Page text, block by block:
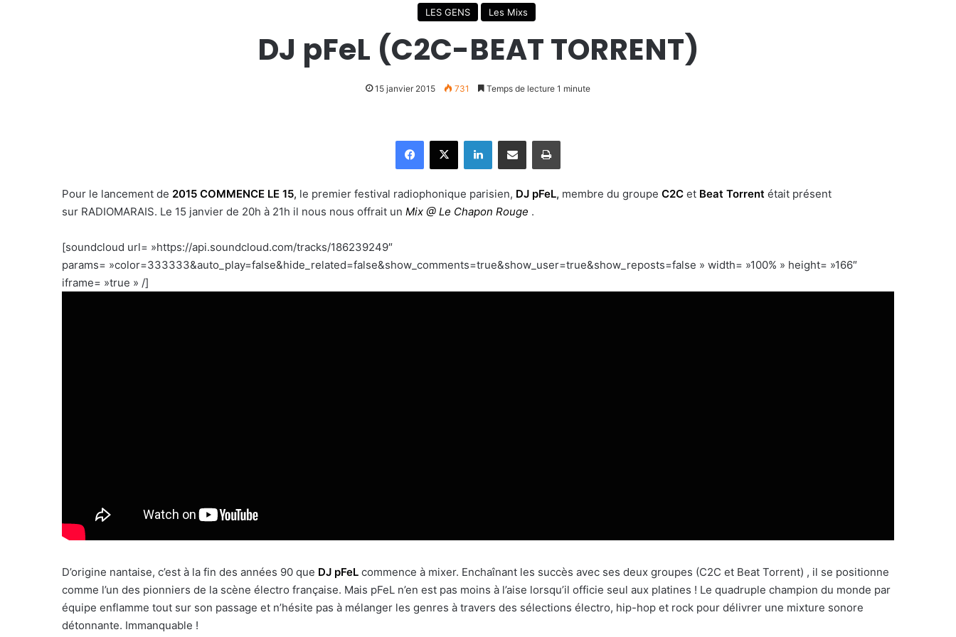
LES GENS Les Mixs
DJ pFeL (C2C-BEAT TORRENT)
15 janvier 2015 731 Temps de lecture 1 minute
Pour le lancement de 2015 COMMENCE LE 15, le premier festival radiophonique parisien, DJ pFeL, membre du groupe C2C et Beat Torrent était présent
sur RADIOMARAIS. Le 15 janvier de 20h à 21h il nous nous offrait un Mix @ Le Chapon Rouge .
[soundcloud url= »https://api.soundcloud.com/tracks/186239249″
params= »color=333333&auto_play=false&hide_related=false&show_comments=true&show_user=true&show_reposts=false » width= »100% » height= »166″
iframe= »true » /]
D’origine nantaise, c’est à la fin des années 90 que DJ pFeL commence à mixer. Enchaînant les succès avec ses deux groupes (C2C et Beat Torrent) , il se positionne
comme l’un des pionniers de la scène électro française. Mais pFeL n’en est pas moins à l’aise lorsqu’il officie seul aux platines ! Le quadruple champion du monde par
équipe enflamme tout sur son passage et n’hésite pas à mélanger les genres à travers des sélections électro, hip-hop et rock pour délivrer une mixture sonore
détonnante. Immanquable !